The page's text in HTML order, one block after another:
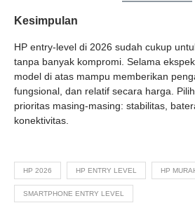
Kesimpulan
HP entry-level di 2026 sudah cukup
tanpa banyak kompromi. Selama
model di atas mampu memberikan
fungsional, dan relatif secara harga.
prioritas masing-masing: stabilitas,
konektivitas.
HP 2026 HP ENTRY LEVEL HP
SMARTPHONE ENTRY LEVEL